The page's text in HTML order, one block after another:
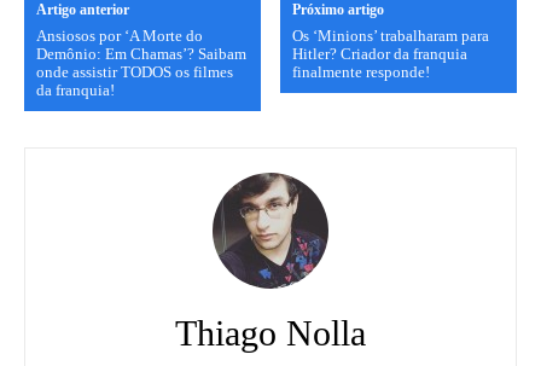
Artigo anterior
Ansiosos por ‘A Morte do
Demônio: Em Chamas’? Saibam
onde assistir TODOS os filmes
da franquia!
Próximo artigo
Os ‘Minions’ trabalharam para
Hitler? Criador da franquia
finalmente responde!
Thiago Nolla